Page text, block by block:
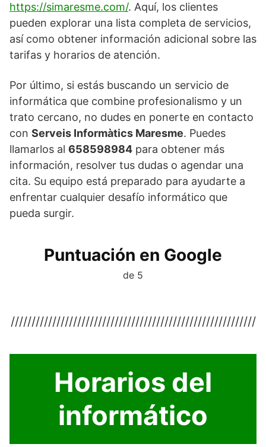
https://simaresme.com/. Aquí, los clientes
pueden explorar una lista completa de servicios,
así como obtener información adicional sobre las
tarifas y horarios de atención.
Por último, si estás buscando un servicio de
informática que combine profesionalismo y un
trato cercano, no dudes en ponerte en contacto
con Serveis Informàtics Maresme. Puedes
llamarlos al 658598984 para obtener más
información, resolver tus dudas o agendar una
cita. Su equipo está preparado para ayudarte a
enfrentar cualquier desafío informático que
pueda surgir.
Puntuación en Google
de 5
///////////////////////////////////////////////////////////
Horarios del
informático